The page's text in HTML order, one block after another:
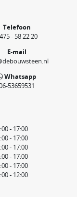
Telefoon
- 58 22 20
E-mail
Whatsapp
53659531
- 17:00
- 17:00
- 17:00
- 17:00
- 17:00
- 12:00